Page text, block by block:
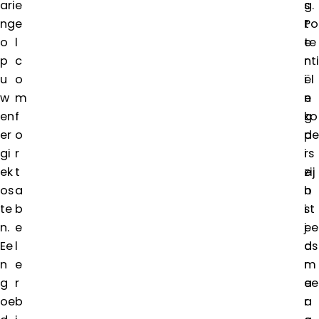
ari
ng
o
p
u
w
en
er
gi
ek
os
te
n.
Ee
n
g
oe
e
e
l
c
o
m
f
o
r
t
a
b
e
l
e
r
b
s
t
e
r
i
n
g
d
i
e
b
i
j
d
r
a
a
g.
Po
te
nti
ël
e
ko
pe
rs
zij
n
st
ee
ds
m
ee
r